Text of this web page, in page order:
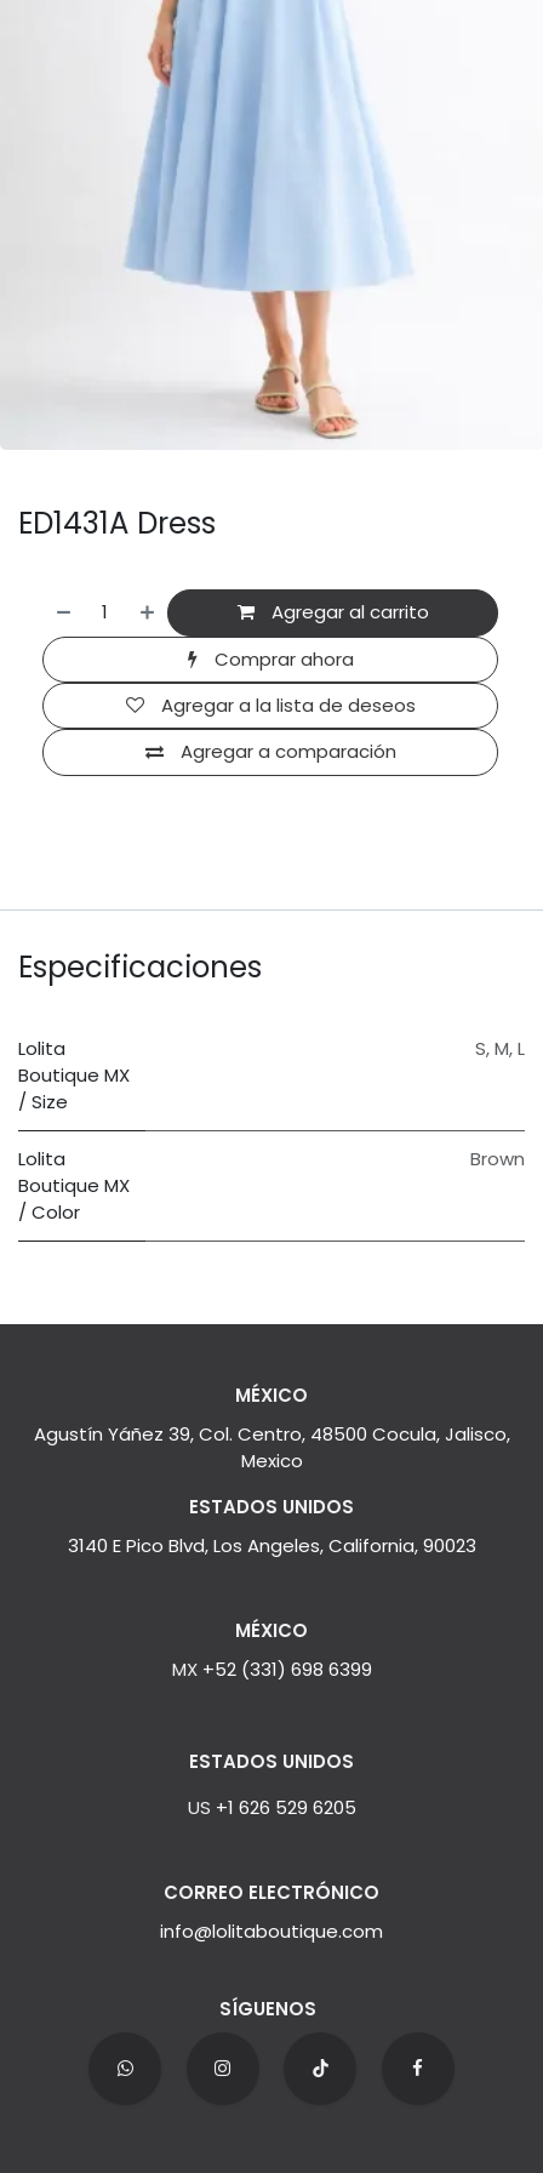
ED1431A Dress
Agregar al carrito
Comprar ahora
Agregar a comparación
Agregar a la lista de deseos
Especificaciones
Lolita
Boutique MX
/ Size
S,M,L
Lolita
Boutique MX
/ Color
Brown
MÉXICO
Agustín Yáñez 39, Col. Centro, 48500 Cocula, Jalisco,
Mexico
ESTADOS UNIDOS
3140 E Pico Blvd, Los Angeles, California, 90023
MÉXICO
MX +52 (331) 698 6399
ESTADOS UNIDOS
US +1 626 529 6205
CORREO ELECTRÓNICO
info@lolitaboutique.com
SÍGUENOS